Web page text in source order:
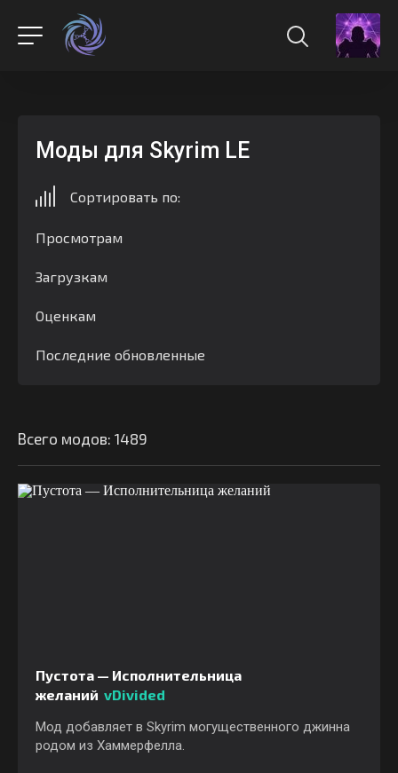
Моды для Skyrim LE
Сортировать по:
Просмотрам
Загрузкам
Оценкам
Последние обновленные
Всего модов: 1489
Пустота — Исполнительница
желаний vDivided
Мод добавляет в Skyrim могущественного джинна
родом из Хаммерфелла.